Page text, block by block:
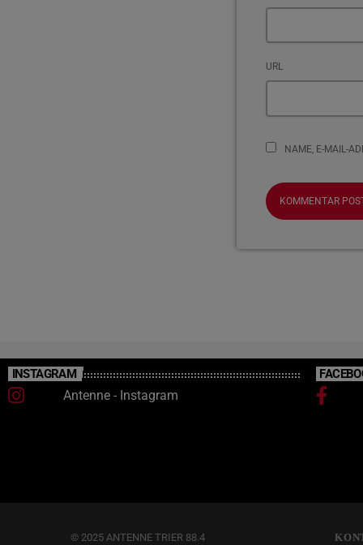
URL
NAME, E-MAIL-
INSTAGRAM
Antenne - Instagram
© 2025 ANTENNE TRIER 88.4